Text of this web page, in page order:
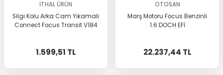
İTHAL ÜRÜN
Silgi Kolu Arka Cam Yıkamalı
Connect Focus Transit V184
1.599,51 TL
OTOSAN
Marş Motoru Focus Benzinli
1.6 DOCH EFİ
22.237,44 TL